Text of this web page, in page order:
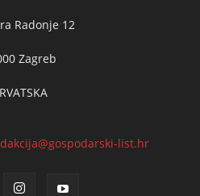
Radonje 12
Zagreb
list.hr